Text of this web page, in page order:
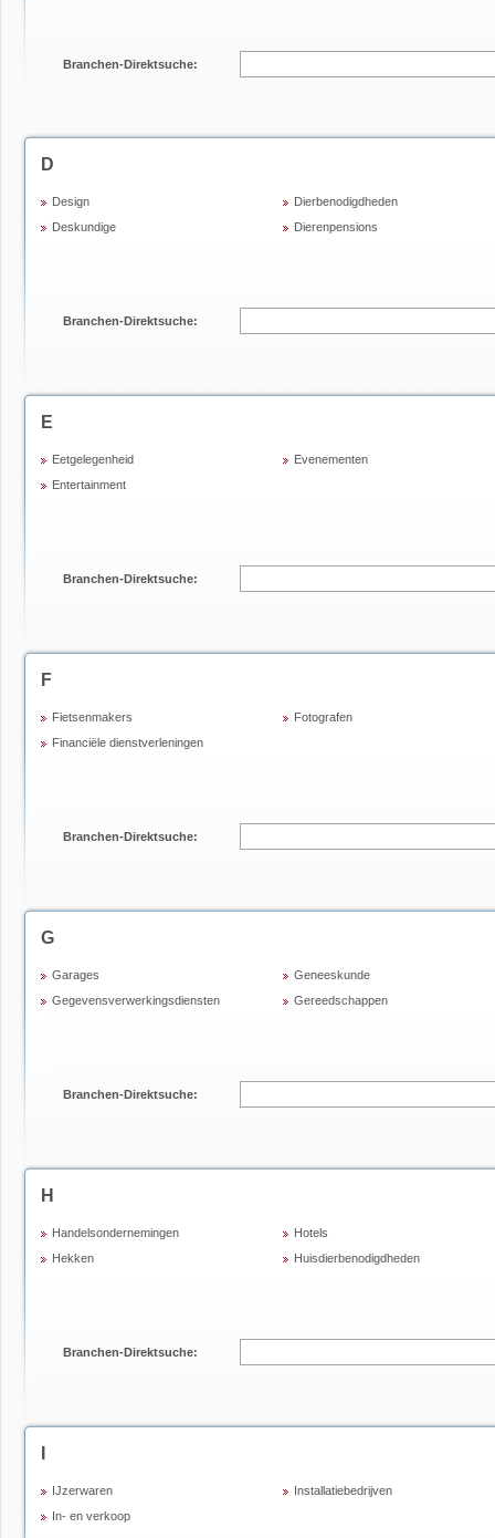
Branchen-Direktsuche:
D
Design
Deskundige
Dierbenodigdheden
Dierenpensions
Branchen-Direktsuche:
E
Eetgelegenheid
Entertainment
Evenementen
Branchen-Direktsuche:
F
Fietsenmakers
Financiële dienstverleningen
Fotografen
Branchen-Direktsuche:
G
Garages
Gegevensverwerkingsdiensten
Geneeskunde
Gereedschappen
Branchen-Direktsuche:
H
Handelsondernemingen
Hekken
Hotels
Huisdierbenodigdheden
Branchen-Direktsuche:
IJzerwaren
In- en verkoop
Installatiebedrijven